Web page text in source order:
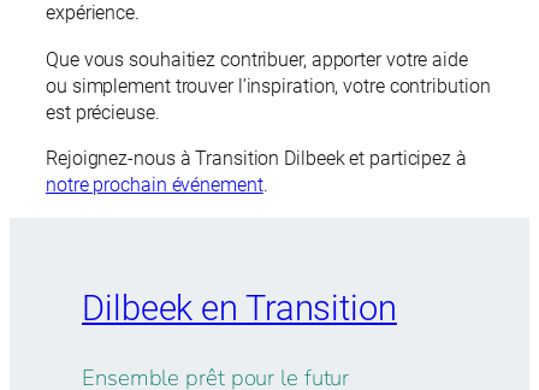
expérience.
Que vous souhaitiez contribuer, apporter votre aide
ou simplement trouver l’inspiration, votre contribution
est précieuse.
Rejoignez-nous à Transition Dilbeek et participez à
notre prochain événement.
Dilbeek en Transition
Ensemble prêt pour le futur